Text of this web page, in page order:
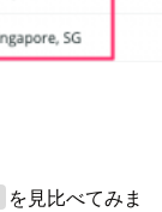
を見比べてみま